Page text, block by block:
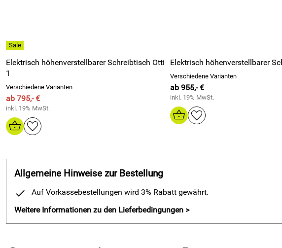
Elektrisch höhenverstellbarer Schreibtisch Otti
1
Verschiedene Varianten
ab 795,- €
inkl. 19% MwSt.
Elektrisch höhenverstellbarer
Verschiedene Varianten
ab 955,- €
inkl. 19% MwSt.
Allgemeine Hinweise zur Bestellung
Auf Vorkassebestellungen wird 3% Rabatt gewährt.
Weitere Informationen zu den Lieferbedingungen >